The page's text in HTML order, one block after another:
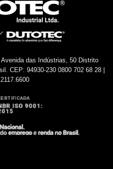
Avenida das Indústrias, 50 Distrito
CEP: 94930-230 0800 702 68 28 |